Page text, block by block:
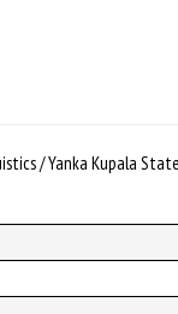
/ Yanka Kupala